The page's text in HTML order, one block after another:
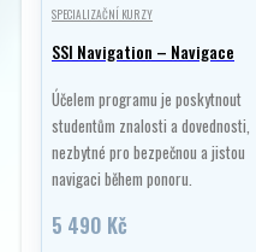
SPECIALIZAČNÍ KURZY
SSI Navigation – Navigace
Účelem programu je poskytnout
studentům znalosti a dovednosti,
nezbytné pro bezpečnou a jistou
navigaci během ponoru.
5 490 Kč